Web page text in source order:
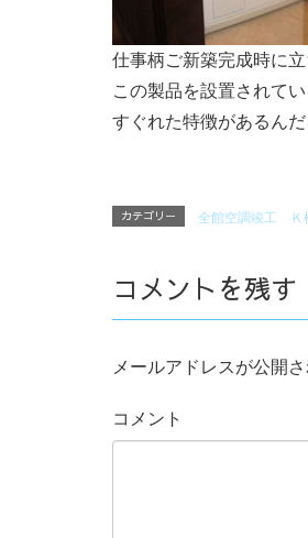
仕事柄ご新築完成時に
この製品を設置されて
すぐれた特徴があるん
カテゴリー 全館空調竣工 Ｋ
コメントを残す
メールアドレスが公開
コメント